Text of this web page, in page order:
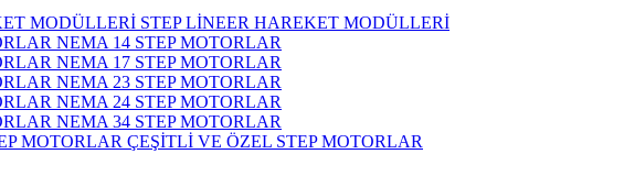
STEP LİNEER HAREKET MODÜLLERİ
NEMA 14 STEP MOTORLAR
NEMA 17 STEP MOTORLAR
NEMA 23 STEP MOTORLAR
NEMA 24 STEP MOTORLAR
NEMA 34 STEP MOTORLAR
ÇEŞİTLİ VE ÖZEL STEP MOTORLAR